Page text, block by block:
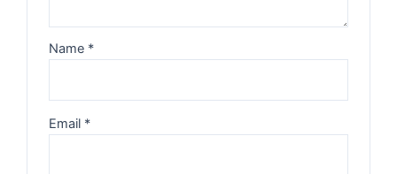
Name *
Email *